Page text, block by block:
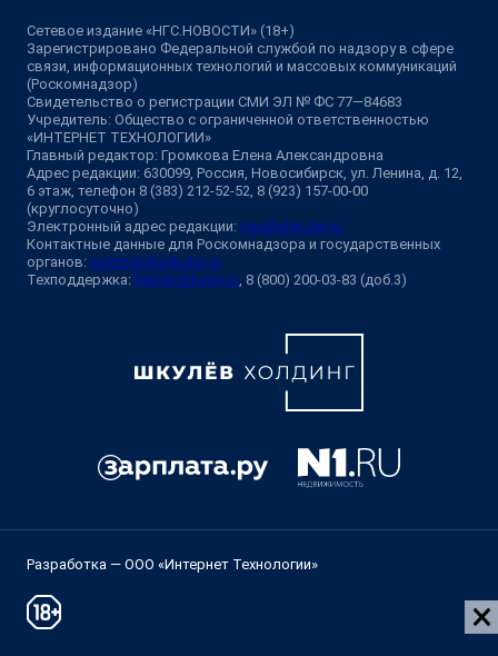
Сетевое издание «НГС.НОВОСТИ» (18+)
Зарегистрировано Федеральной службой по надзору в сфере
связи, информационных технологий и массовых коммуникаций
(Роскомнадзор)
Свидетельство о регистрации СМИ ЭЛ № ФС 77—84683
Учредитель: Общество с ограниченной ответственностью
«ИНТЕРНЕТ ТЕХНОЛОГИИ»
Главный редактор: Громкова Елена Александровна
Адрес редакции: 630099, Россия, Новосибирск, ул. Ленина, д. 12,
6 этаж, телефон 8 (383) 212-52-52, 8 (923) 157-00-00
(круглосуточно)
Электронный адрес редакции: ngs@shkulev.ru
Контактные данные для Роскомнадзора и государственных
органов: juristnsk@shkulev.ru
Техподдержка: help@shkulev.ru , 8 (800) 200-03-83 (доб.3)
Разработка — ООО «Интернет Технологии»